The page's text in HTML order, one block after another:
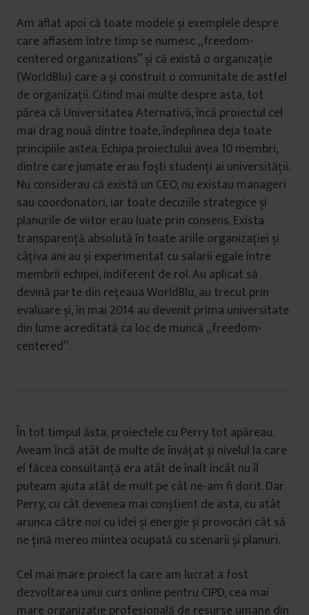
Am aflat apoi că toate modele și exemplele despre
care aflasem între timp se numesc „freedom-
centered organizations” și că există o organizație
(WorldBlu) care a și construit o comunitate de astfel
de organizații. Citind mai multe despre asta, tot
părea că Universitatea Aternativă, încă proiectul cel
mai drag nouă dintre toate, îndeplinea deja toate
principiile astea. Echipa proiectului avea 10 membri,
dintre care jumate erau foști studenți ai universității.
Nu considerau că există un CEO, nu existau manageri
sau coordonatori, iar toate deciziile strategice și
planurile de viitor erau luate prin consens. Exista
transparență absolută în toate ariile organizației și
câțiva ani au și experimentat cu salarii egale între
membrii echipei, indiferent de rol. Au aplicat să
devină parte din rețeaua WorldBlu, au trecut prin
evaluare și, în mai 2014 au devenit prima universitate
din lume acreditată ca loc de muncă „freedom-
centered”.
În tot timpul ăsta, proiectele cu Perry tot apăreau.
Aveam încă atât de multe de învățat și nivelul la care
el făcea consultanță era atât de înalt încât nu îl
puteam ajuta atât de mult pe cât ne-am fi dorit. Dar
Perry, cu cât devenea mai conștient de asta, cu atât
arunca către noi cu idei și energie și provocări cât să
ne țină mereu mintea ocupată cu scenarii și planuri.
Cel mai mare proiect la care am lucrat a fost
dezvoltarea unui curs online pentru CIPD, cea mai
mare organizație profesională de resurse umane din